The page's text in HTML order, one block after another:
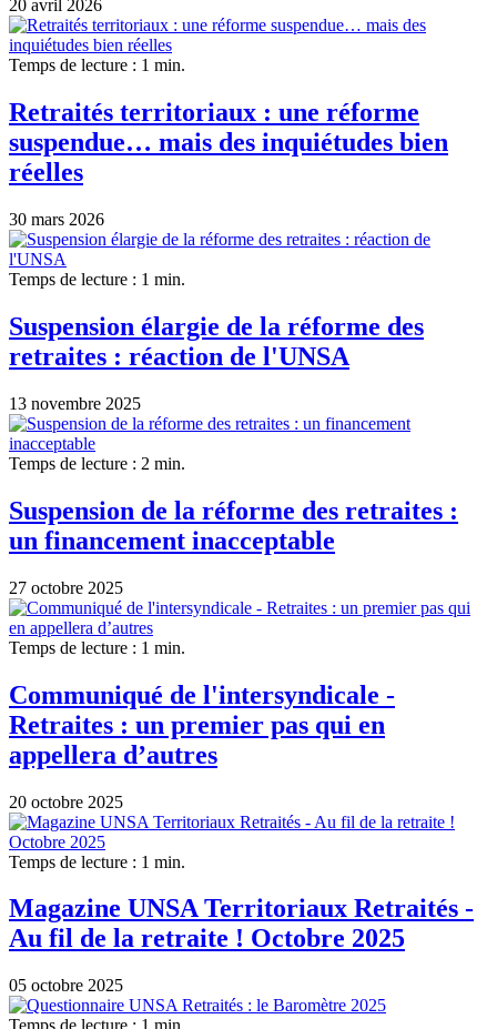
20 avril 2026
Temps de lecture : 1 min.
Retraités territoriaux : une réforme
suspendue… mais des inquiétudes bien
réelles
30 mars 2026
Temps de lecture : 1 min.
Suspension élargie de la réforme des
retraites : réaction de l'UNSA
13 novembre 2025
Temps de lecture : 2 min.
Suspension de la réforme des retraites :
un financement inacceptable
27 octobre 2025
Temps de lecture : 1 min.
Communiqué de l'intersyndicale -
Retraites : un premier pas qui en
appellera d’autres
20 octobre 2025
Temps de lecture : 1 min.
Magazine UNSA Territoriaux Retraités -
Au fil de la retraite ! Octobre 2025
05 octobre 2025